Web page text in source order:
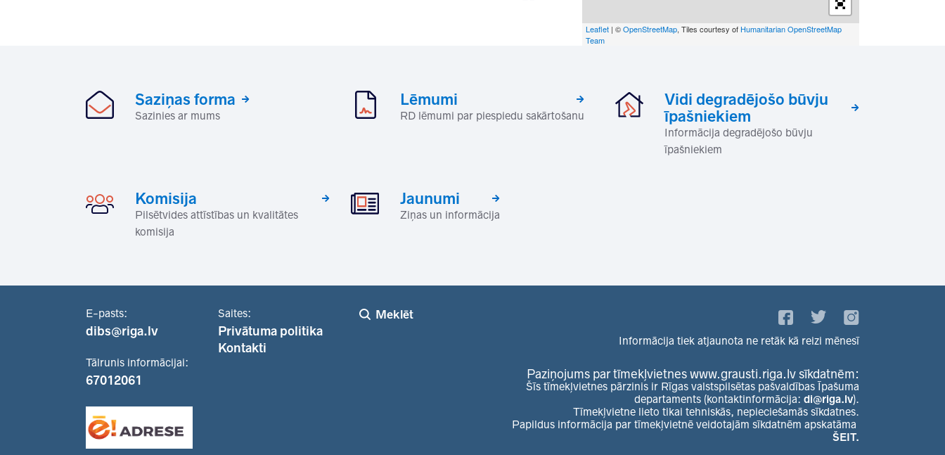
Leaflet | ©OpenStreetMap, Tiles courtesy of Humanitarian OpenStreetMap
Team
Saziņas forma
Sazinies ar mums
Lēmumi
RD lēmumi par piespiedu sakārtošanu
Vidi degradējošo būvju
īpašniekiem
Informācija degradējošo būvju
īpašniekiem
Komisija
Pilsētvides attīstības un kvalitātes
komisija
Jaunumi
Ziņas un informācija
E-pasts:
dibs@riga.lv
Tālrunis informācijai:
67012061
Saites:
Privātuma politika
Kontakti
Meklēt
Informācija tiek atjaunota ne retāk kā reizi mēnesī
Paziņojums par tīmekļvietnes www.grausti.riga.lv sīkdatnēm:
Šīs tīmekļvietnes pārzinis ir Rīgas valstspilsētas pašvaldības Īpašuma
departaments (kontaktinformācija: di@riga.lv).
Tīmekļvietne lieto tikai tehniskās, nepieciešamās sīkdatnes.
Papildus informācija par tīmekļvietnē veidotajām sīkdatnēm apskatāma
ŠEIT.